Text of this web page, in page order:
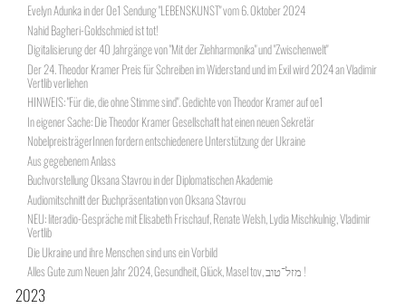
Evelyn Adunka in der Oe1 Sendung "LEBENSKUNST" vom 6. Oktober 2024
Nahid Bagheri-Goldschmied ist tot!
Digitalisierung der 40 Jahrgänge von "Mit der Ziehharmonika" und "Zwischenwelt"
Der 24. Theodor Kramer Preis für Schreiben im Widerstand und im Exil wird 2024 an Vladimir
Vertlib verliehen
HINWEIS: "Für die, die ohne Stimme sind". Gedichte von Theodor Kramer auf oe1
In eigener Sache: Die Theodor Kramer Gesellschaft hat einen neuen Sekretär
NobelpreisträgerInnen fordern entschiedenere Unterstützung der Ukraine
Aus gegebenem Anlass
Buchvorstellung Oksana Stavrou in der Diplomatischen Akademie
Audiomitschnitt der Buchpräsentation von Oksana Stavrou
NEU: literadio-Gespräche mit Elisabeth Frischauf, Renate Welsh, Lydia Mischkulnig, Vladimir
Vertlib
Die Ukraine und ihre Menschen sind uns ein Vorbild
Alles Gute zum Neuen Jahr 2024, Gesundheit, Glück, Masel tov, מזל־טוב !
2023